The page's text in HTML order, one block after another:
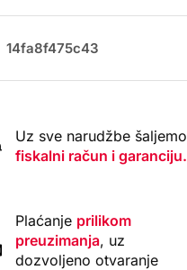
14fa8f475c43
Uz sve narudžbe šaljemo
fiskalni račun i garanciju.
Plaćanje prilikom
preuzimanja, uz
dozvoljeno otvaranje